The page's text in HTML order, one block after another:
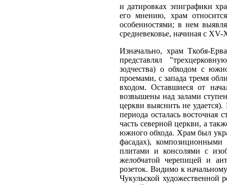
и датировках эпиграфики
его мнению, храм
особенностями; в нем
средневековье, начиная с
Изначально, храм Ткобя-
представлял
зодчества) о обходом с
проемами, с запада тремя
входом. Оставшиеся от
возвышены над залами
церкви выяснить не
периода осталась
часть северной церкви, а
южного обхода. Храм был
фасадах),
плитами и консолями с
желобчатой черепицей и
розеток. Видимо к
Чукульской